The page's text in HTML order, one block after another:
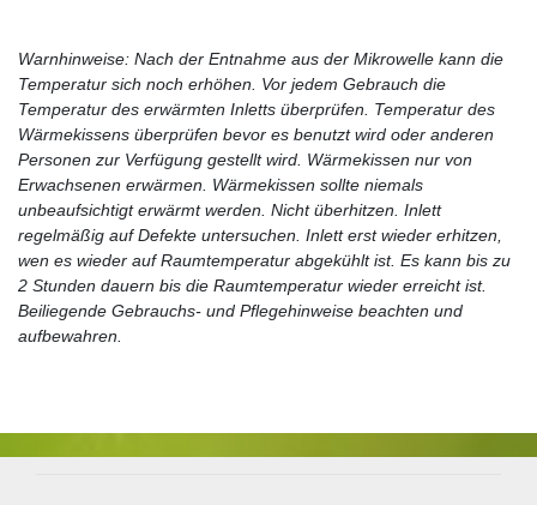
Warnhinweise: Nach der Entnahme aus der Mikrowelle kann die
Temperatur sich noch erhöhen. Vor jedem Gebrauch die
Temperatur des erwärmten Inletts überprüfen. Temperatur des
Wärmekissens überprüfen bevor es benutzt wird oder anderen
Personen zur Verfügung gestellt wird. Wärmekissen nur von
Erwachsenen erwärmen. Wärmekissen sollte niemals
unbeaufsichtigt erwärmt werden. Nicht überhitzen. Inlett
regelmäßig auf Defekte untersuchen. Inlett erst wieder erhitzen,
wen es wieder auf Raumtemperatur abgekühlt ist. Es kann bis zu
2 Stunden dauern bis die Raumtemperatur wieder erreicht ist.
Beiliegende Gebrauchs- und Pflegehinweise beachten und
aufbewahren.